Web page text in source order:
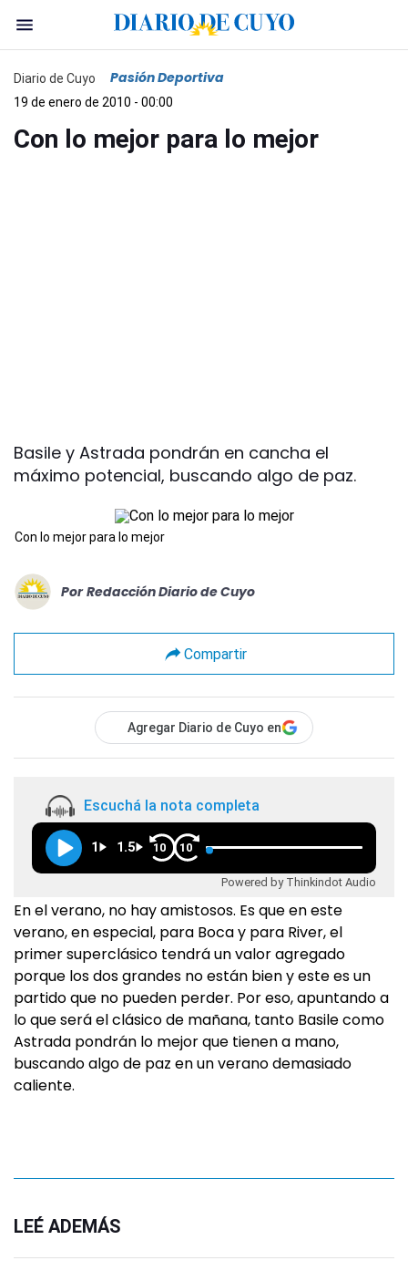
Diario de Cuyo Pasión Deportiva
19 de enero de 2010 - 00:00
Con lo mejor para lo mejor
Basile y Astrada pondrán en cancha el
máximo potencial, buscando algo de paz.
Con lo mejor para lo mejor
Por Redacción Diario de Cuyo
Compartir
Agregar Diario de Cuyo en
Escuchá la nota completa
1 1.5 10 10
Powered by Thinkindot Audio
En el verano, no hay amistosos. Es que en este
verano, en especial, para Boca y para River, el
primer superclásico tendrá un valor agregado
porque los dos grandes no están bien y este es un
partido que no pueden perder. Por eso, apuntando a
lo que será el clásico de mañana, tanto Basile como
Astrada pondrán lo mejor que tienen a mano,
buscando algo de paz en un verano demasiado
caliente.
LEÉ ADEMÁS